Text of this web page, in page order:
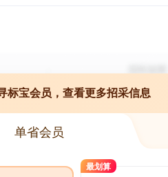
标宝会员，查看更多招采信息
单省会员
最划算